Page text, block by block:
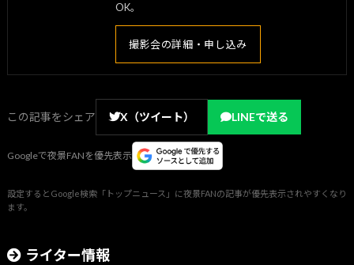
OK。
撮影会の詳細・申し込み
この記事をシェア X（ツイート） LINEで送る
Googleで夜景FANを優先表示
設定するとGoogle検索「トップニュース」に夜景FANの記事が優先表示されやすくなり
ます。
ライター情報